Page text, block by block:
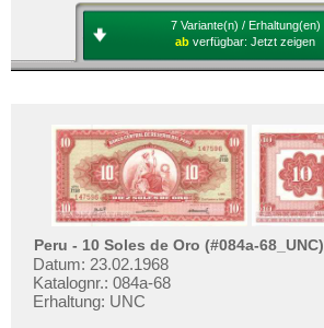
7 Variante(n) / Erhaltung(en)
ab verfügbar: Jetzt zeigen
Peru - 10 Soles de Oro (#084a-68_UNC)
Datum: 23.02.1968
Katalognr.: 084a-68
Erhaltung: UNC